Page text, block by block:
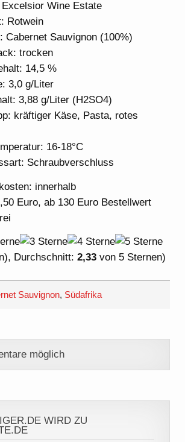
Wine Estate
Rotwein
Cabernet Sauvignon (100%)
trocken
14,5 %
3,0 g/Liter
3,88 g/Liter (H2SO4)
kräftiger Käse, Pasta, rotes
16-18°C
Schraubverschluss
innerhalb
Euro, ab 130 Euro Bestellwert
Durchschnitt:2,33 von 5 Sternen)
Sauvignon, Südafrika
möglich
WIRD ZU